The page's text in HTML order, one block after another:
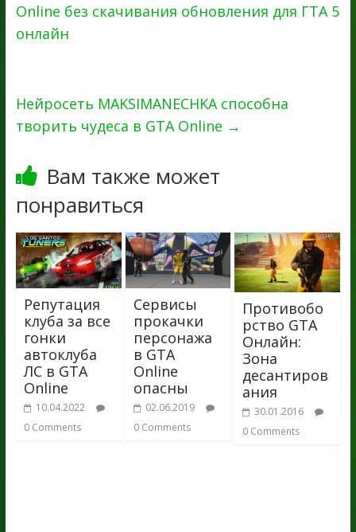
Online без скачивания обновления для ГТА 5
онлайн
Нейросеть MAKSIMANECHKA способна
творить чудеса в GTA Online →
Вам также может
понравиться
Репутация
клуба за все
гонки
автоклуба
ЛС в GTA
Online
10.04.2022
0 Comments
Сервисы
прокачки
персонажа
в GTA
Online
опасны
02.06.2019
0 Comments
Противобо
рство GTA
Онлайн:
Зона
десантиров
ания
30.01.2016
0 Comments